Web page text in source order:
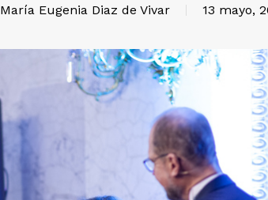
María Eugenia Diaz de Vivar 13 mayo,